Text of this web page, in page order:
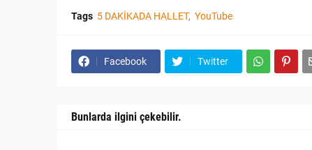
Tags 5 DAKİKADA HALLET YouTube
Facebook Twitter
Bunlarda ilgini çekebilir.